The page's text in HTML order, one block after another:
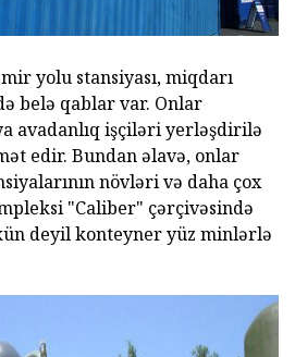
yolu stansiyası, miqdarı
belə qablar var. Onlar
avadanlıq işçiləri yerləşdirilə
edir. Bundan əlavə, onlar
növləri və daha çox
"Caliber" çərçivəsində
deyil konteyner yüz minlərlə